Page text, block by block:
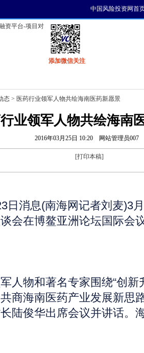
中国风险投资网首
添加微信关注
态 > 医药行业领军人物共绘海南医药新愿景
业领军人物共绘海南
2016年03月25日 10:20 网站管理员007
[打印本稿]
日消息(南海网记者刘麦)3
会在博鳌亚洲论坛国际会
人物和著名专家围绕“创新
商海南医药产业发展新思
陆俊华出席会议并讲话。